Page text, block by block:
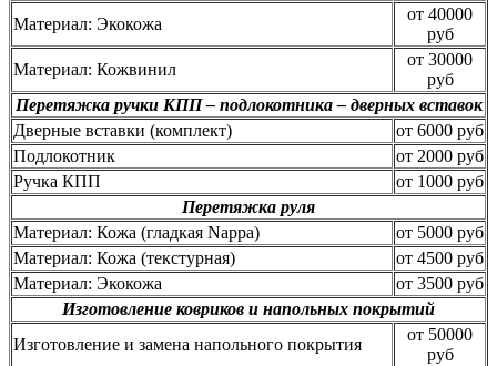
Материал: Экокожа
от 40000
руб
Материал: Кожвинил
от 30000
руб
Перетяжка ручки КПП – подлокотника – дверных вставок
Дверные вставки (комплект)
от 6000 руб
Подлокотник
от 2000 руб
Ручка КПП
от 1000 руб
Перетяжка руля
Материал: Кожа (гладкая Nappa)
от 5000 руб
Материал: Кожа (текстурная)
от 4500 руб
Материал: Экокожа
от 3500 руб
Изготовление ковриков и напольных покрытий
Изготовление и замена напольного покрытия
от 50000
руб